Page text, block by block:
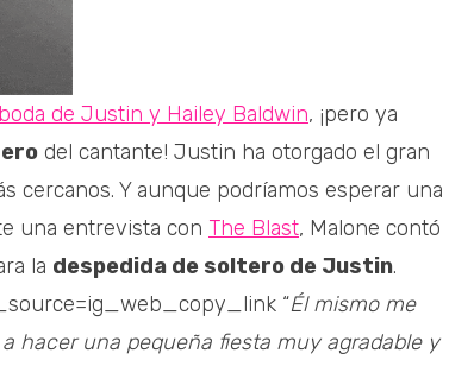
boda de Justin y Hailey Baldwin, ¡pero ya
del cantante! Justin ha otorgado el gran
cercanos. Y aunque podríamos esperar una
una entrevista con The Blast, Malone contó
la despedida de soltero de Justin.
“Él mismo me
hacer una pequeña fiesta muy agradable y